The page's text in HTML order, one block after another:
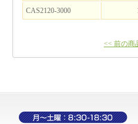
CAS2120-3000
<< 前の商